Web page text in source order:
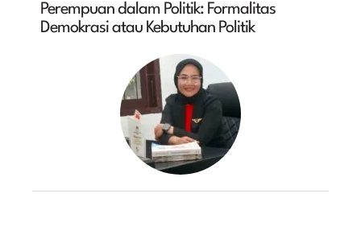
Perempuan dalam Politik: Formalitas
Demokrasi atau Kebutuhan Politik